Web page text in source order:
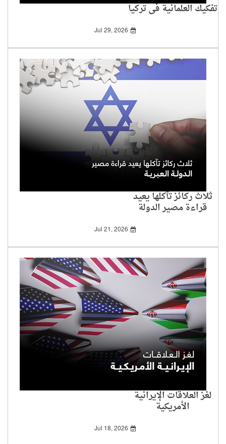
تفكيك العلمانية في تركيا
Jul 29, 2026
ثلاث ركائز تآكلها يعيد
قراءة مصير الدولة
Jul 21, 2026
لغز العلاقات الإيرانية
الأمريكية
Jul 18, 2026